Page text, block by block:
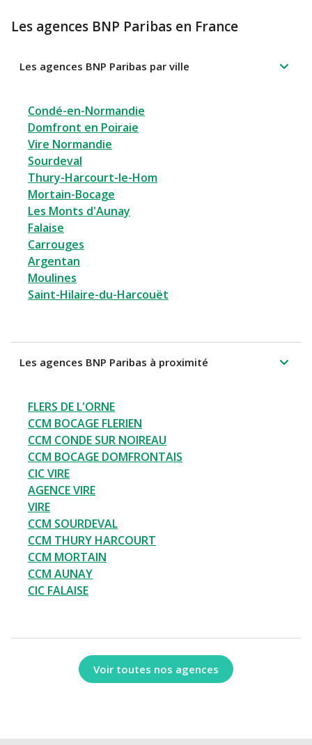
Les agences BNP Paribas en France
Les agences BNP Paribas par ville
Condé-en-Normandie
Domfront en Poiraie
Vire Normandie
Sourdeval
Thury-Harcourt-le-Hom
Mortain-Bocage
Les Monts d'Aunay
Falaise
Carrouges
Argentan
Moulines
Saint-Hilaire-du-Harcouët
Les agences BNP Paribas à proximité
FLERS DE L'ORNE
CCM BOCAGE FLERIEN
CCM CONDE SUR NOIREAU
CCM BOCAGE DOMFRONTAIS
CIC VIRE
AGENCE VIRE
VIRE
CCM SOURDEVAL
CCM THURY HARCOURT
CCM MORTAIN
CCM AUNAY
CIC FALAISE
Voir toutes nos agences